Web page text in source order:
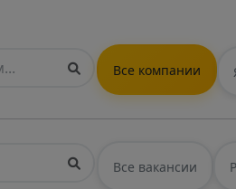
Все компании
Все вакансии